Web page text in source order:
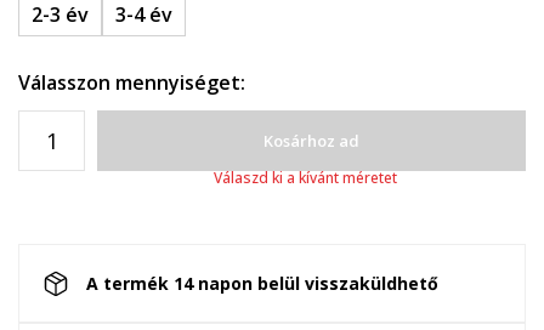
2-3 év
3-4 év
Válasszon mennyiséget:
Kosárhoz ad
Válaszd ki a kívánt méretet
A termék 14 napon belül visszaküldhető